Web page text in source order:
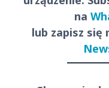
na
lub zapisz się